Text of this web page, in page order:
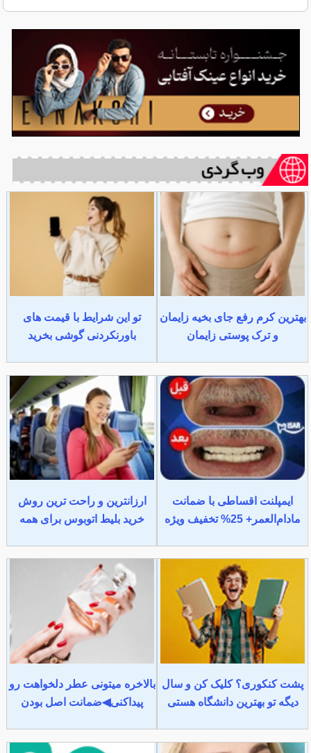
بهترین کرم رفع جای بخیه زایمان
و ترک پوستی زایمان
تو این شرایط با قیمت های
باورنکردنی گوشی بخرید
ایمپلنت اقساطی با ضمانت
مادام‌العمر+ 25% تخفیف ویژه
ارزانترین و راحت ترین روش
خرید بلیط اتوبوس برای همه
پشت کنکوری؟ کلیک کن و سال
دیگه تو بهترین دانشگاه هستی
بالاخره میتونی عطر دلخواهت رو
پیداکنی◀ضمانت اصل بودن